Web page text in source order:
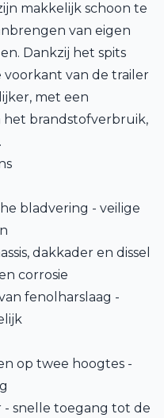
makkelijk schoon te
van eigen
Dankzij het spits
van de trailer
met een
het brandstofverbruik,
bladvering - veilige
dakkader en dissel
corrosie
fenolharslaag -
op twee hoogtes -
snelle toegang tot de